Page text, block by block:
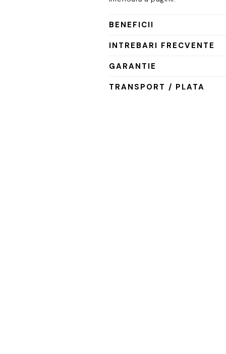
BENEFICII
INTREBARI FRECVENTE
GARANTIE
TRANSPORT / PLATA